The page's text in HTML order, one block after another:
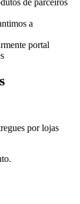
de parceiros
a
portal
por lojas